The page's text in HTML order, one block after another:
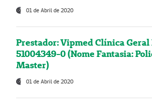
01 de Abril de 2020
Prestador: Vipmed Clínica Geral
51004349-0 (Nome Fantasia:
Master)
01 de Abril de 2020